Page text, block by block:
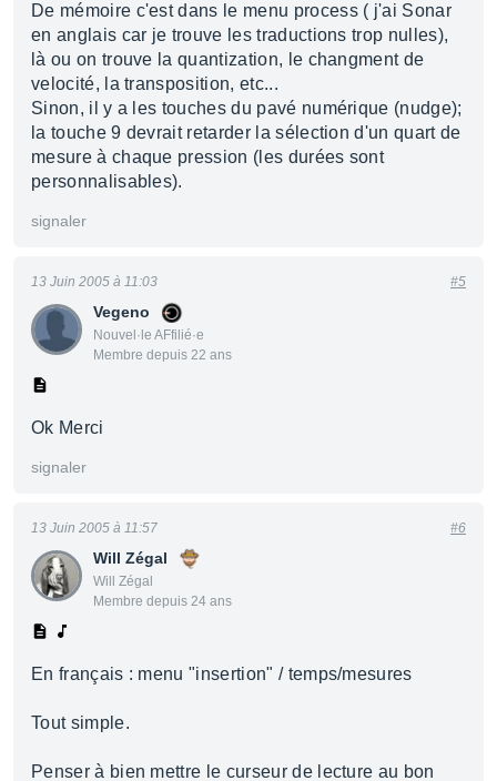
De mémoire c'est dans le menu process ( j'ai Sonar
en anglais car je trouve les traductions trop nulles),
là ou on trouve la quantization, le changment de
velocité, la transposition, etc...
Sinon, il y a les touches du pavé numérique (nudge);
la touche 9 devrait retarder la sélection d'un quart de
mesure à chaque pression (les durées sont
personnalisables).
signaler
Vegeno
Nouvel·le AFfilié·e
Membre depuis 22 ans
13 Juin 2005 à 11:03 #5
Ok Merci
signaler
Will Zégal
Will Zégal
Membre depuis 24 ans
13 Juin 2005 à 11:57 #6
En français : menu "insertion" / temps/mesures
Tout simple.
Penser à bien mettre le curseur de lecture au bon